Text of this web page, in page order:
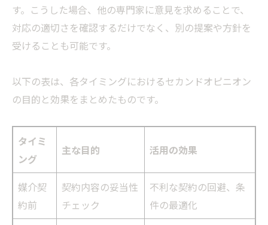
す。こうした場合、他の専門家に意見を求めることで、
対応の適切さを確認するだけでなく、別の提案や方針を
受けることも可能です。
以下の表は、各タイミングにおけるセカンドオピニオン
の目的と効果をまとめたものです。
タイミ
ング
主な目的 活用の効果
媒介契
約前
契約内容の妥当性
チェック
不利な契約の回避、条
件の最適化